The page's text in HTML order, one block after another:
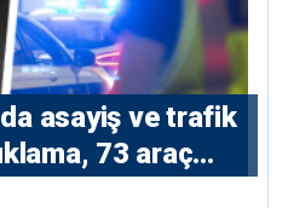
asayiş ve trafik
73 araç